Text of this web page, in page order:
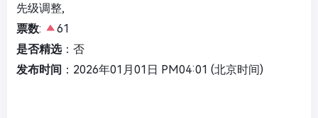
先级调整,
票数:
61
是否精选：否
发布时间 ：2026年01月01日 PM04:01 (北京时间)